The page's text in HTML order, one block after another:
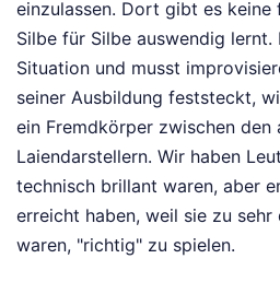
einzulassen. Dort gibt es keine
Silbe für Silbe auswendig
Situation und musst
seiner Ausbildung feststeckt,
ein Fremdkörper zwischen den
Laiendarstellern. Wir haben
technisch brillant waren, aber
erreicht haben, weil sie zu
waren, "richtig" zu spielen.